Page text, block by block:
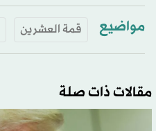
مواضيع قمة العشرين
مقالات ذات صلة